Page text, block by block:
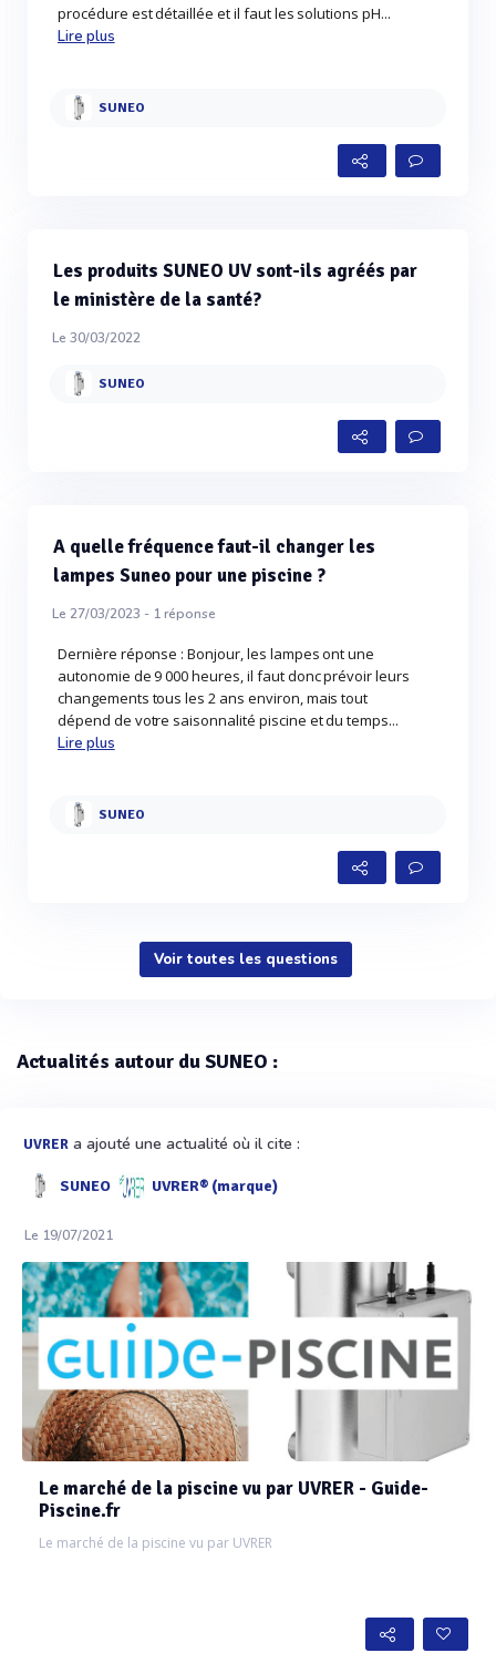
procédure est détaillée et il faut les solutions pH...
Lire plus
SUNEO
Les produits SUNEO UV sont-ils agréés par
le ministère de la santé?
Le 30/03/2022
SUNEO
A quelle fréquence faut-il changer les
lampes Suneo pour une piscine ?
Le 27/03/2023 - 1réponse
Dernière réponse : Bonjour, les lampes ont une
autonomie de 9 000 heures, il faut donc prévoir leurs
changements tous les 2 ans environ, mais tout
dépend de votre saisonnalité piscine et du temps...
Lire plus
SUNEO
Voir toutes les questions
Actualités autour du SUNEO :
UVRER a ajouté une actualité où il cite :
SUNEO UVRER® (marque)
Le 19/07/2021
Le marché de la piscine vu par UVRER - Guide-
Piscine.fr
Le marché de la piscine vu par UVRER